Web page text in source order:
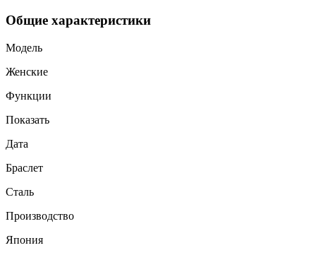
Общие характеристики
Модель
Женские
Функции
Показать
Дата
Браслет
Сталь
Производство
Япония